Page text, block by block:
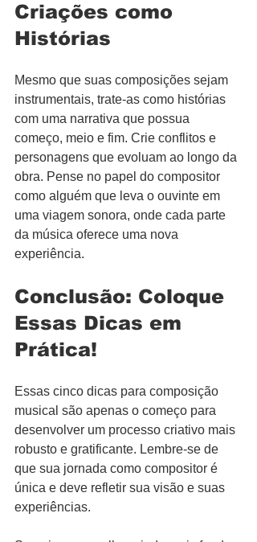
Criações como
Histórias
Mesmo que suas composições sejam
instrumentais, trate-as como histórias
com uma narrativa que possua
começo, meio e fim. Crie conflitos e
personagens que evoluam ao longo da
obra. Pense no papel do compositor
como alguém que leva o ouvinte em
uma viagem sonora, onde cada parte
da música oferece uma nova
experiência.
Conclusão: Coloque
Essas Dicas em
Prática!
Essas cinco dicas para composição
musical são apenas o começo para
desenvolver um processo criativo mais
robusto e gratificante. Lembre-se de
que sua jornada como compositor é
única e deve refletir sua visão e suas
experiências.